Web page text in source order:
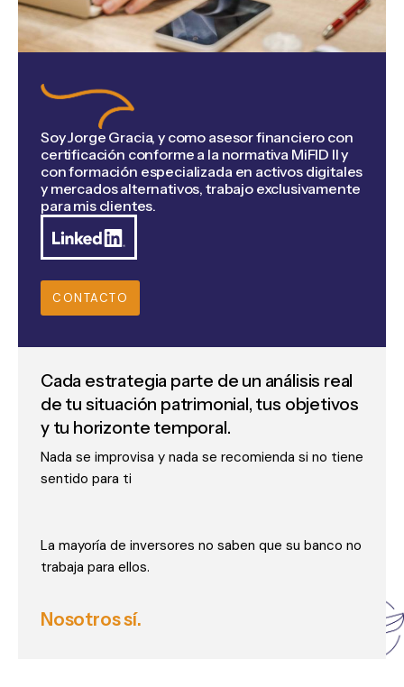
Soy Jorge Gracia, y como asesor financiero con
certificación conforme a la normativa MiFID II y
con formación especializada en activos digitales
y mercados alternativos, trabajo exclusivamente
para mis clientes.
CONTACTO
Cada estrategia parte de un análisis real
de tu situación patrimonial, tus objetivos
y tu horizonte temporal.
Nada se improvisa y nada se recomienda si no tiene
sentido para ti
La mayoría de inversores no saben que su banco no
trabaja para ellos.
Nosotros sí.